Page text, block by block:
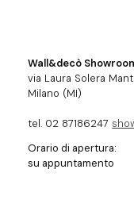
Wall&decò
via Laura Solera
Milano (MI)
tel. 02 87186247
Orario di apertura:
su appuntamento